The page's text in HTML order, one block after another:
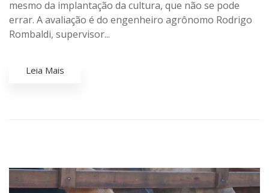
mesmo da implantação da cultura, que não se pode
errar. A avaliação é do engenheiro agrônomo Rodrigo
Rombaldi, supervisor...
Leia Mais